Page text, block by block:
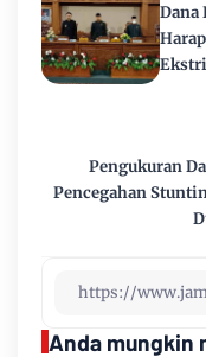
Pengukuran
Pencegahan
Dana
Anda mungkin